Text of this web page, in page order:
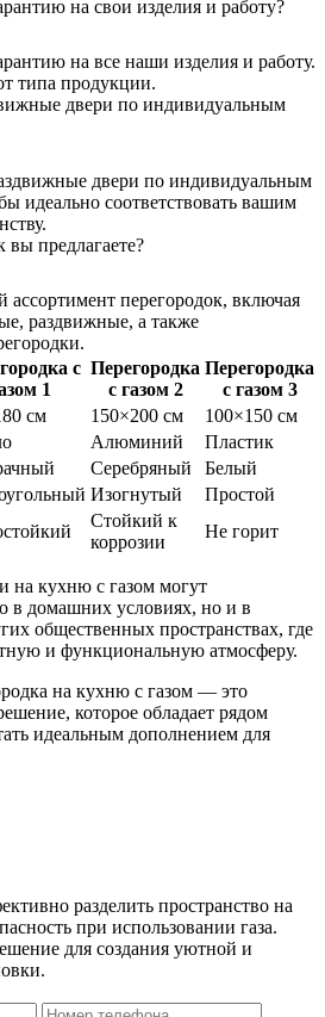
на свои изделия и работу?
на все наши изделия и работу.
типа продукции.
двери по индивидуальным
двери по индивидуальным
идеально соответствовать вашим
предлагаете?
перегородок, включая
раздвижные, а также
с
1
Перегородка
с газом 2
Перегородка
с газом 3
см 150×200 см
100×150 см
Алюминий
Пластик
Серебряный
Белый
Изогнутый
Простой
Стойкий к
коррозии
Не горит
на кухню с газом могут
в домашних условиях, но и в
общественных пространствах, где
и функциональную атмосферу.
на кухню с газом — это
которое обладает рядом
идеальным дополнением для
разделить пространство на
при использовании газа.
для создания уютной и